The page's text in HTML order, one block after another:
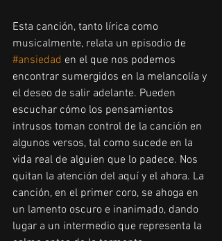
Esta canción, tanto lírica como
musicalmente, relata un episodio de
#ansiedad en el que nos podemos
encontrar sumergidos en la melancolía y
el deseo de salir adelante. Pueden
escuchar cómo los pensamientos
intrusos toman control de la canción en
algunos versos, tal como sucede en la
vida real de alguien que lo padece. Nos
quitan la atención del aquí y el ahora. La
canción, en el primer coro, se ahoga en
un lamento oscuro e inanimado, dando
lugar a un intermedio que representa la